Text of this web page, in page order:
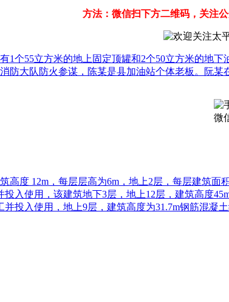
方法：微信扫下方二维码，关注
1个55立方米的地上固定顶罐和2个50立方米的地下
防大队防火参谋，陈某是县加油站个体老板。阮某
微
高度 12m，每层层高为6m，地上2层，每层建筑面积
投入使用，该建筑地下3层，地上12层，建筑高度
并投入使用，地上9层，建筑高度为31.7m钢筋混凝